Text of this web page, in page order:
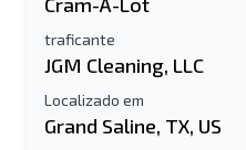
Móvel
traficante
JGM Cleaning, LLC
Localizado em
Grand Saline, TX, US
Seu nome completo
informação adicional